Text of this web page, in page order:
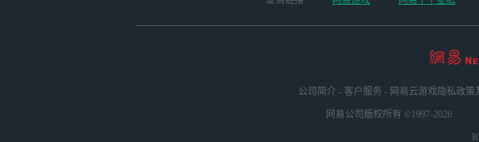
公司简介 - 客户服务 - 网易云游戏隐私政策
网易公司版权所有 ©1997-2026